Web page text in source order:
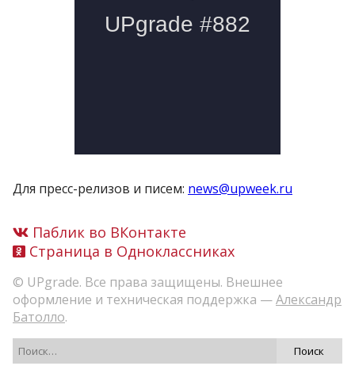
Для пресс-релизов и писем: news@upweek.ru
Паблик во ВКонтакте
Страница в Одноклассниках
© UPgrade. Все права защищены. Внешнее
оформление и техническая поддержка —Александр
Батолло.